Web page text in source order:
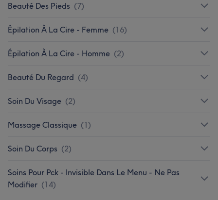
Beauté Des Pieds (7)
Épilation À La Cire - Femme (16)
Épilation À La Cire - Homme (2)
Beauté Du Regard (4)
Soin Du Visage (2)
Massage Classique (1)
Soin Du Corps (2)
Soins Pour Pck - Invisible Dans Le Menu - Ne Pas
Modifier (14)